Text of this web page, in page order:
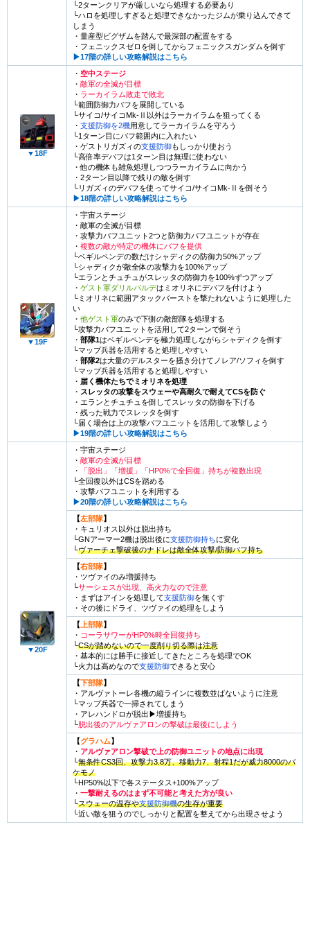
└2ターンクリアが厳しいなら処理する必要あり
└ハロを処理しすぎると処理できなかったジムが乗り込んできて
しまう
・量産型ビグザムを踏んで最深部の配置をする
・フェニックスゼロを倒してからフェニックスガンダムを倒す
▶︎17階の詳しい攻略解説はこちら
▼18F
・ 空中ステージ
・ 敵軍の全滅が目標
・ ラーカイラム敗走で敗北
└範囲防御力バフを展開している
└サイコ/サイコMk-Ⅱ以外はラーカイラムを狙ってくる
・ 支援防御を2機用意してラーカイラムを守ろう
└1ターン目にバフ範囲内に入れたい
・ゲストリガズィの支援防御もしっかり使おう
└高倍率デバフは1ターン目は無理に使わない
・他の機体も雑魚処理しつつラーカイラムに向かう
・2ターン目以降で残りの敵を倒す
└リガズィのデバフを使ってサイコ/サイコMk-Ⅱを倒そう
▶︎18階の詳しい攻略解説はこちら
▼19F
・宇宙ステージ
・敵軍の全滅が目標
・攻撃力バフユニット2つと防御力バフユニットが存在
・ 複数の敵が特定の機体にバフを提供
└ベギルペンデの数だけシャディクの防御力50%アップ
└シャディクが敵全体の攻撃力を100%アップ
└エランとチュチュがスレッタの防御力を100%ずつアップ
・ ゲスト軍ダリルバルデはミオリネにデバフを付けよう
└ミオリネに範囲アタックバーストを撃たれないように処理した
い
・ 他ゲスト軍のみで下側の敵部隊を処理する
└攻撃力バフユニットを活用して2ターンで倒そう
・ 部隊1はベギルペンデを極力処理しながらシャディクを倒す
└マップ兵器を活用すると処理しやすい
・ 部隊2は大量のデルスターを掻き分けてノレア/ソフィを倒す
└マップ兵器を活用すると処理しやすい
・ 届く機体たちでミオリネを処理
・ スレッタの攻撃をスウェーや高耐久で耐えてCSを防ぐ
・エランとチュチュを倒してスレッタの防御を下げる
・残った戦力でスレッタを倒す
└届く場合は上の攻撃バフユニットを活用して攻撃しよう
▶︎19階の詳しい攻略解説はこちら
▼20F
・宇宙ステージ
・ 敵軍の全滅が目標
・
「脱出」「増援」「HP0%で全回復」持ちが複数出現
└全回復以外はCSを踏める
・攻撃バフユニットを利用する
▶︎20階の詳しい攻略解説はこちら
【左部隊】
・キュリオス以外は脱出持ち
└GNアーマー2機は脱出後に支援防御持ちに変化
└ヴァーチェ撃破後のナドレは敵全体攻撃/防御バフ持ち
【右部隊】
・ツヴァイのみ増援持ち
└サーシェスが出現、高火力なので注意
・まずはアインを処理して支援防御を無くす
・その後にドライ、ツヴァイの処理をしよう
【 上部隊】
・ コーラサワーがHP0%時全回復持ち
└CSが踏めないので一度削り切る際は注意
・基本的には勝手に接近してきたところを処理でOK
└火力は高めなので支援防御できると安心
【下部隊】
・アルヴァトーレ各機の縦ラインに複数並ばないように注意
└マップ兵器で一掃されてしまう
・アレハンドロが脱出▶︎増援持ち
└脱出後のアルヴァアロンの撃破は最後にしよう
【グラハム】
・ アルヴァアロン撃破で上の防御ユニットの地点に出現
└無条件CS3回、攻撃力3.8万、移動力7、射程1だが威力8000のバ
ケモノ
└HP50%以下で各ステータス+100%アップ
・ 一撃耐えるのはまず不可能と考えた方が良い
└スウェーの温存や支援防御機の生存が重要
└近い敵を狙うのでしっかりと配置を整えてから出現させよう